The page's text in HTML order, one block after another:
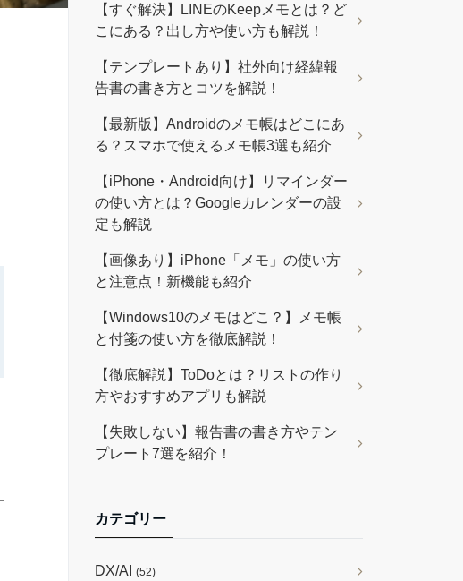
【すぐ解決】LINEのKeepメモとは？ど
こにある？出し方や使い方も解説！
【テンプレートあり】社外向け経緯報
告書の書き方とコツを解説！
【最新版】Androidのメモ帳はどこにあ
る？スマホで使えるメモ帳3選も紹介
【iPhone・Android向け】リマインダー
の使い方とは？Googleカレンダーの設
定も解説
【画像あり】iPhone「メモ」の使い方
と注意点！新機能も紹介
【Windows10のメモはどこ？】メモ帳
と付箋の使い方を徹底解説！
【徹底解説】ToDoとは？リストの作り
方やおすすめアプリも解説
【失敗しない】報告書の書き方やテン
プレート7選を紹介！
カテゴリー
DX/AI (52)